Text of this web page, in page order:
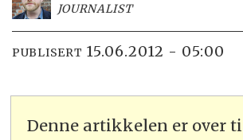
JOURNALIST
PUBLISERT 15.06.2012 - 05:00
Denne artikkelen er over